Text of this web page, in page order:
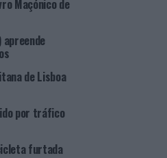
um computador portátil
em cerca de 1.100 euros,
proprietário.
do procedimento criminal
que viu o habitáculo
Maçónico de
apreende
de Lisboa
por tráfico
furtada